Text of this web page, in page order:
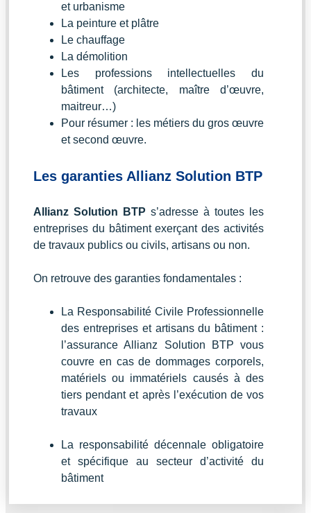
et urbanisme
La peinture et plâtre
Le chauffage
La démolition
Les professions intellectuelles du
bâtiment (architecte, maître d’œuvre,
maitreur…)
Pour résumer : les métiers du gros œuvre
et second œuvre.
Les garanties Allianz Solution BTP
Allianz Solution BTP s’adresse à toutes les
entreprises du bâtiment exerçant des activités
de travaux publics ou civils, artisans ou non.
On retrouve des garanties fondamentales :
La Responsabilité Civile Professionnelle
des entreprises et artisans du bâtiment :
l’assurance Allianz Solution BTP vous
couvre en cas de dommages corporels,
matériels ou immatériels causés à des
tiers pendant et après l’exécution de vos
travaux
La responsabilité décennale obligatoire
et spécifique au secteur d’activité du
bâtiment